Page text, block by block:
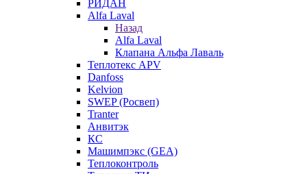
РИДАН
Alfa Laval
Назад
Alfa Laval
Клапана Альфа Лаваль
Теплотекс APV
Danfoss
Kelvion
SWEP (Росвеп)
Tranter
Анвитэк
КС
Машимпэкс (GEA)
Теплоконтроль